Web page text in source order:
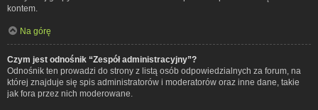
kontem.
Na górę
Czym jest odnośnik “Zespół administracyjny”?
Odnośnik ten prowadzi do strony z listą osób odpowiedzialnych za forum, na
której znajduje się spis administratorów i moderatorów oraz inne dane, takie
jak fora przez nich moderowane.